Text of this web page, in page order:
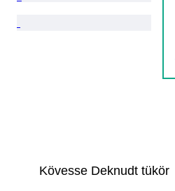
Kövesse Deknudt tükör